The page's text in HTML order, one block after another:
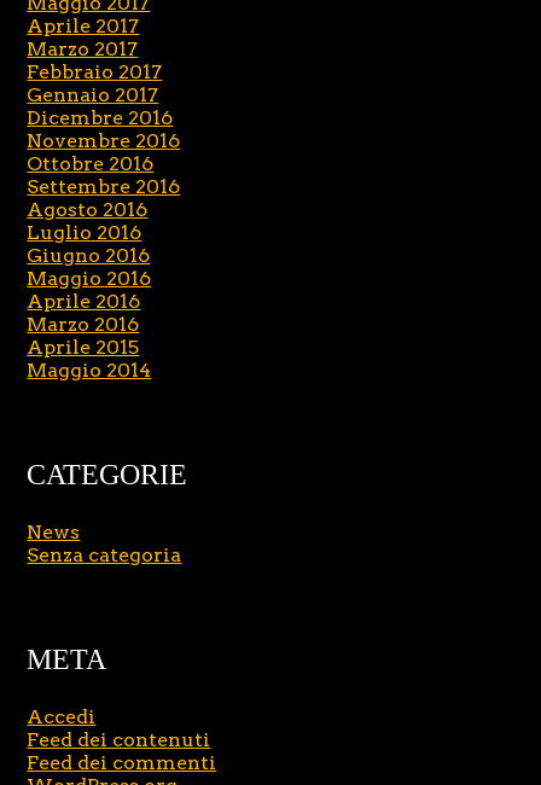
Aprile 2017
Marzo 2017
Febbraio 2017
Gennaio 2017
Dicembre 2016
Novembre 2016
Ottobre 2016
Settembre 2016
Agosto 2016
Luglio 2016
Giugno 2016
Maggio 2016
Aprile 2016
Marzo 2016
Aprile 2015
Maggio 2014
CATEGORIE
News
Senza categoria
META
Accedi
Feed dei contenuti
Feed dei commenti